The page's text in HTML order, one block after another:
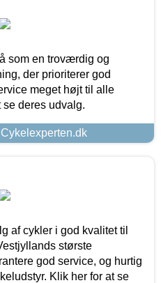
som en troværdig og
der prioriterer god
meget højt til alle
se deres udvalg.
af cykler i god kvalitet til
største
god service, og hurtig
Klik her for at se